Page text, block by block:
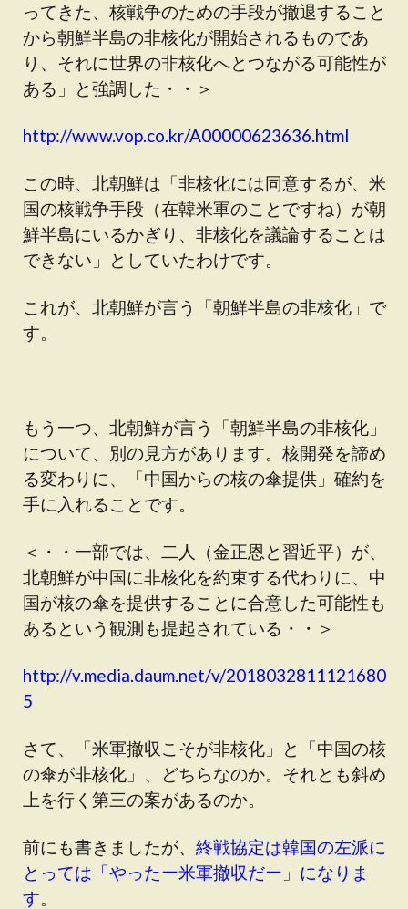
ってきた、核戦争のための手段が撤退すること
から朝鮮半島の非核化が開始されるものであ
り、それに世界の非核化へとつながる可能性が
ある」と強調した・・＞
http://www.vop.co.kr/A00000623636.html
この時、北朝鮮は「非核化には同意するが、米
国の核戦争手段（在韓米軍のことですね）が朝
鮮半島にいるかぎり、非核化を議論することは
できない」としていたわけです。
これが、北朝鮮が言う「朝鮮半島の非核化」で
す。
もう一つ、北朝鮮が言う「朝鮮半島の非核化」
について、別の見方があります。核開発を諦め
る変わりに、「中国からの核の傘提供」確約を
手に入れることです。
＜・・一部では、二人（金正恩と習近平）が、
北朝鮮が中国に非核化を約束する代わりに、中
国が核の傘を提供することに合意した可能性も
あるという観測も提起されている・・＞
http://v.media.daum.net/v/2018032811121680
5
さて、「米軍撤収こそが非核化」と「中国の核
の傘が非核化」、どちらなのか。それとも斜め
上を行く第三の案があるのか。
前にも書きましたが、 終戦協定は韓国の左派に
とっては「やったー米軍撤収だー」になりま
す。